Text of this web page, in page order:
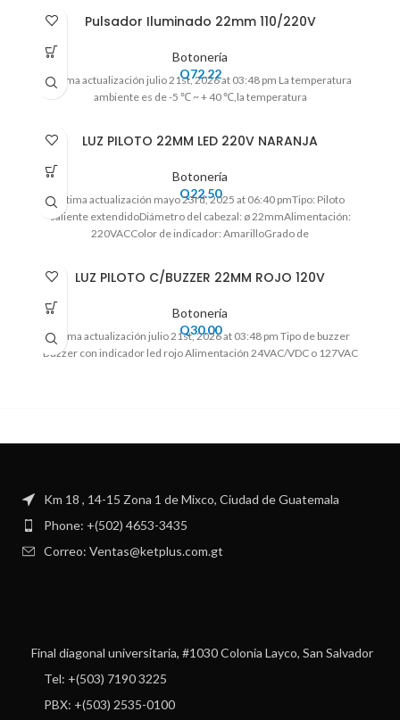
Pulsador Iluminado 22mm 110/220V
Botonería
Q72.22
Ultima actualización julio 21st, 2026 at 03:48 pm La temperatura
ambiente es de -5 ℃ ~ + 40 ℃,la temperatura
LUZ PILOTO 22MM LED 220V NARANJA
Botonería
Q22.50
Ultima actualización mayo 23rd, 2025 at 06:40 pmTipo: Piloto
saliente extendidoDiámetro del cabezal: ø 22mmAlimentación:
220VACColor de indicador: AmarilloGrado de
LUZ PILOTO C/BUZZER 22MM ROJO 120V
Botonería
Q30.00
Ultima actualización julio 21st, 2026 at 03:48 pm Tipo de buzzer
Buzzer con indicador led rojo Alimentación 24VAC/VDC o 127VAC
Km 18 , 14-15 Zona 1 de Mixco, Ciudad de Guatemala
Phone: +(502) 4653-3435
Correo: Ventas@ketplus.com.gt
Final diagonal universitaria, #1030 Colonia Layco, San Salvador
Tel: +(503) 7190 3225
PBX: +(503) 2535-0100